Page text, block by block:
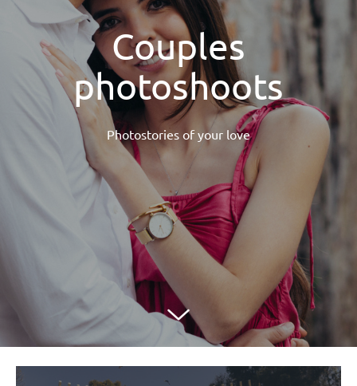
Couples
photoshoots
Photostories of your love